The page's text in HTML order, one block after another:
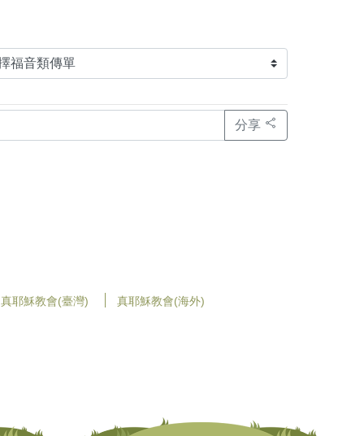
分享
真耶穌教會(臺灣) 真耶穌教會(海外)